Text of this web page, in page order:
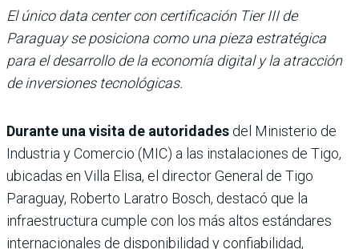
El único data center con certificación Tier III de
Paraguay se posiciona como una pieza estratégica
para el desarrollo de la economía digital y la atracción
de inversiones tecnológicas.
Durante una visita de autoridades del Ministerio de
Industria y Comercio (MIC) a las instalaciones de Tigo,
ubicadas en Villa Elisa, el director General de Tigo
Paraguay, Roberto Laratro Bosch, destacó que la
infraestructura cumple con los más altos estándares
internacionales de disponibilidad y confiabilidad,